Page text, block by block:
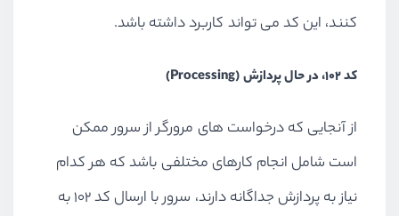
کنند، این کد می تواند کاربرد داشته باشد.
کد 102، در حال پردازش (Processing)
از آنجایی که درخواست های مرورگر از سرور ممکن
است شامل انجام کارهای مختلفی باشد که هر کدام
نیاز به پردازش جداگانه دارند، سرور با ارسال کد 102 به